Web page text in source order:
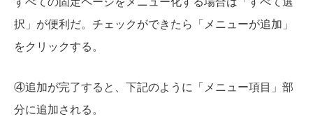
択」が便利だ。チェックができたら「メニューが追加」
をクリックする。
④追加が完了すると、下記のように「メニュー項目」部
分に追加される。